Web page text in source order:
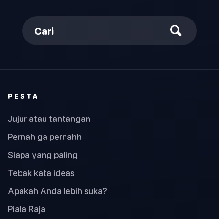
Cari
PESTA
Jujur atau tantangan
Pernah ga pernahh
Siapa yang paling
Tebak kata ideas
Apakah Anda lebih suka?
Piala Raja